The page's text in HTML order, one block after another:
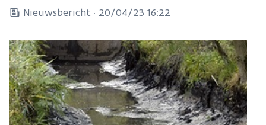
Nieuwsbericht · 20/04/23 16:22